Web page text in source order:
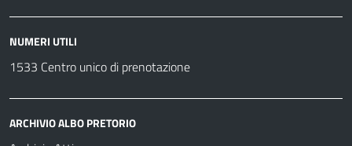
NUMERI UTILI
1533 Centro unico di prenotazione
ARCHIVIO ALBO PRETORIO